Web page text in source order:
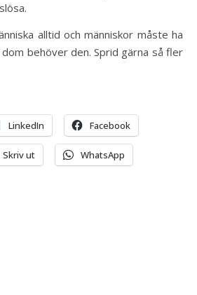
alltid och människor måste ha
behöver den. Sprid gärna så fler
LinkedIn Facebook
Skriv ut WhatsApp